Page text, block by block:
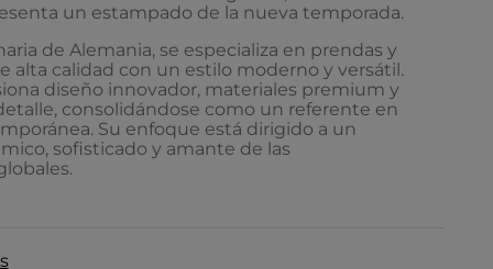
un estampado de la nueva temporada.
de Alemania, se especializa en prendas y
alta calidad con un estilo moderno y versátil.
diseño innovador, materiales premium y
consolidándose como un referente en
Su enfoque está dirigido a un
sofisticado y amante de las